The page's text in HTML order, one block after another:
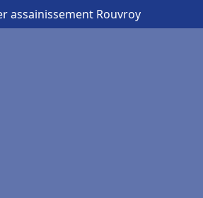
assainissement Rouvroy